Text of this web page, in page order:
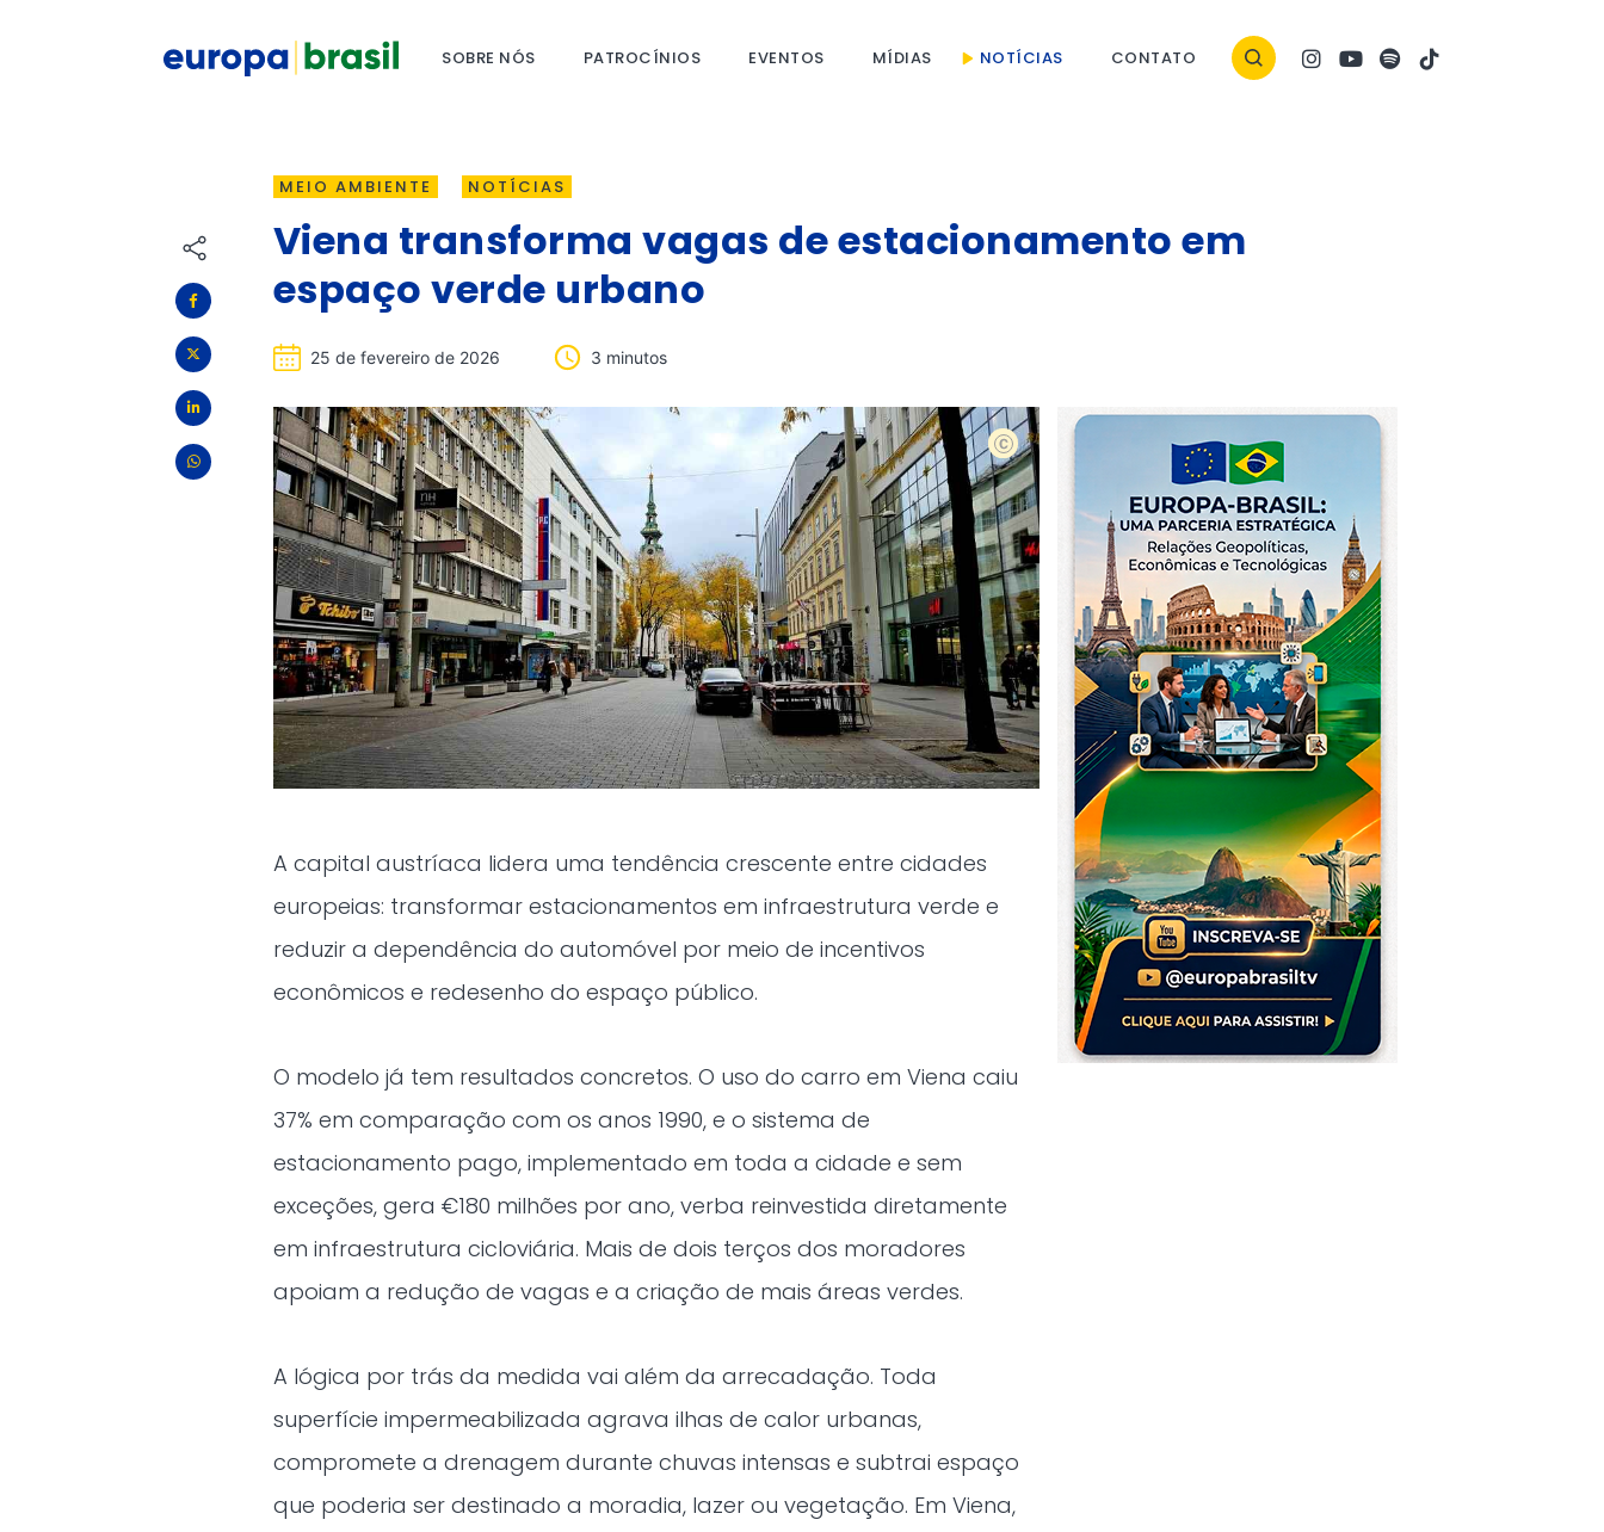
SOBRE NÓS PATROCÍNIOS EVENTOS MÍDIAS NOTÍCIAS CONTATO
MEIO AMBIENTE NOTÍCIAS
Viena transforma vagas de estacionamento em
espaço verde urbano
25 de fevereiro de 2026 3 minutos
shutterstock
A capital austríaca lidera uma tendência crescente entre cidades
europeias: transformar estacionamentos em infraestrutura verde e
reduzir a dependência do automóvel por meio de incentivos
econômicos e redesenho do espaço público.
O modelo já tem resultados concretos. O uso do carro em Viena caiu
37% em comparação com os anos 1990, e o sistema de
estacionamento pago, implementado em toda a cidade e sem
exceções, gera €180 milhões por ano, verba reinvestida diretamente
em infraestrutura cicloviária. Mais de dois terços dos moradores
apoiam a redução de vagas e a criação de mais áreas verdes.
A lógica por trás da medida vai além da arrecadação. Toda
superfície impermeabilizada agrava ilhas de calor urbanas,
compromete a drenagem durante chuvas intensas e subtrai espaço
que poderia ser destinado a moradia, lazer ou vegetação. Em Viena,